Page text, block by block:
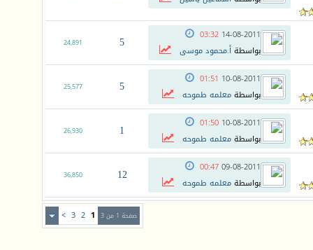
14-08-2011
03:32
بواسطةأ.محمود موسى 5
24,891
10-08-2011
01:51
بواسطةمعلمه طموحه 5
25,577
10-08-2011
01:50
بواسطةمعلمه طموحه 1
26,930
09-08-2011
00:47
بواسطةمعلمه طموحه 12
36,850
صفحة 1 من 3 1
2
3
>